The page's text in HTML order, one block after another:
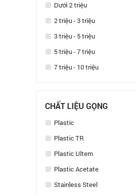
Dưới 2 triệu
2 triệu - 3 triệu
3 triệu - 5 triệu
5 triệu - 7 triệu
7 triệu - 10 triệu
CHẤT LIỆU GỌNG
Plastic
Plastic TR
Plastic Ultem
Plastic Acetate
Stainless Steel